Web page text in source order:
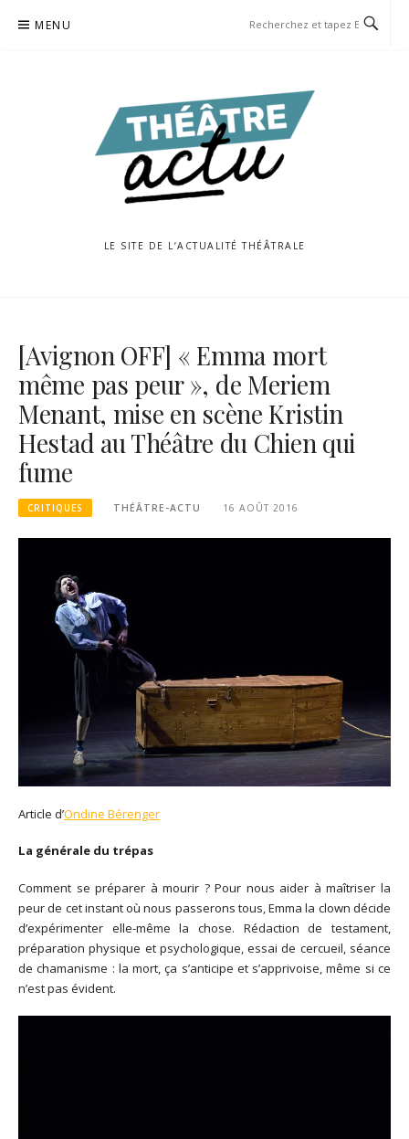
MENU
LE SITE DE L’ACTUALITÉ THÉÂTRALE
[Avignon OFF] « Emma mort
même pas peur », de Meriem
Menant, mise en scène Kristin
Hestad au Théâtre du Chien qui
fume
CRITIQUES THÉÂTRE-ACTU 16 AOÛT 2016
Article d’Ondine Bérenger
La générale du trépas
Comment se préparer à mourir ? Pour nous aider à maîtriser la
peur de cet instant où nous passerons tous, Emma la clown décide
d’expérimenter elle-même la chose. Rédaction de testament,
préparation physique et psychologique, essai de cercueil, séance
de chamanisme : la mort, ça s’anticipe et s’apprivoise, même si ce
n’est pas évident.